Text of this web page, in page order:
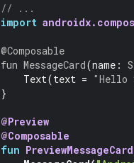
// ...
import
@Composable
fun MessageCard(name :
Text(text = "Hello
}
@Preview
@Composable
fun PreviewMessageCard